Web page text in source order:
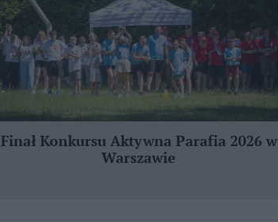
Finał Konkursu Aktywna Parafia 2026 w
Warszawie